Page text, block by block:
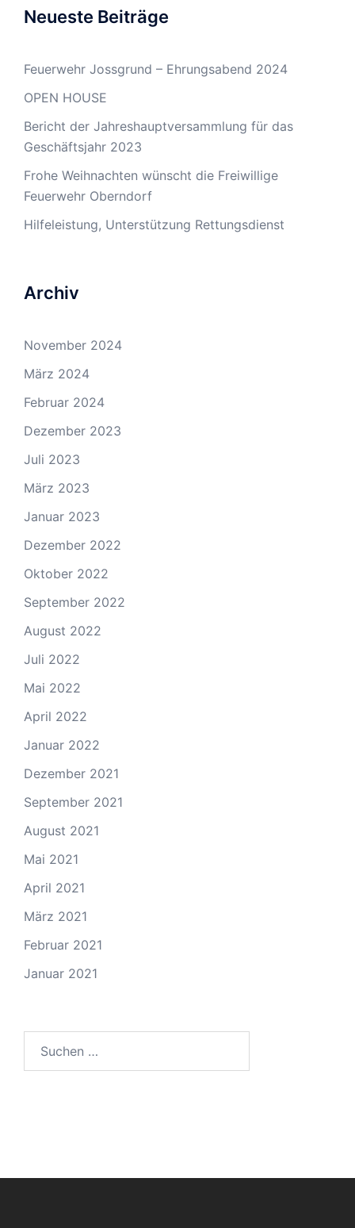
Neueste Beiträge
Feuerwehr Jossgrund – Ehrungsabend 2024
OPEN HOUSE
Bericht der Jahreshauptversammlung für das
Geschäftsjahr 2023
Frohe Weihnachten wünscht die Freiwillige
Feuerwehr Oberndorf
Hilfeleistung, Unterstützung Rettungsdienst
Archiv
November 2024
März 2024
Februar 2024
Dezember 2023
Juli 2023
März 2023
Januar 2023
Dezember 2022
Oktober 2022
September 2022
August 2022
Juli 2022
Mai 2022
April 2022
Januar 2022
Dezember 2021
September 2021
August 2021
Mai 2021
April 2021
März 2021
Februar 2021
Januar 2021